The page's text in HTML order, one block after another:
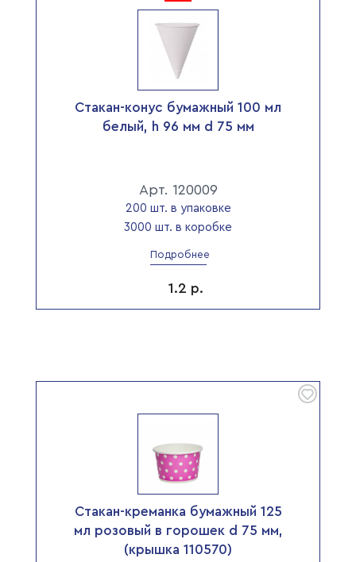
Стакан-конус бумажный 100 мл
белый, h 96 мм d 75 мм
Арт. 120009
200 шт. в упаковке
3000 шт. в коробке
Подробнее
1.2 р.
Стакан-креманка бумажный 125
мл розовый в горошек d 75 мм,
(крышка 110570)